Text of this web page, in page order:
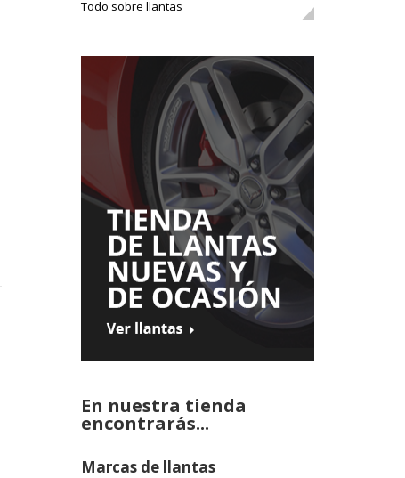
Todo sobre llantas
En nuestra tienda
encontrarás...
Marcas de llantas